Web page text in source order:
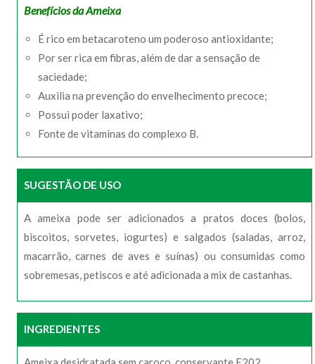
Benefícios da Ameixa
É rico em betacaroteno um poderoso antioxidante;
Por ser rica em fibras, além de dar a sensação de
saciedade;
Auxilia na prevenção do envelhecimento precoce;
Possui poder laxativo;
Fonte de vitaminas do complexo B.
SUGESTÃO DE USO
A ameixa pode ser adicionados a pratos doces (bolos,
biscoitos, sorvetes, iogurtes) e salgados (saladas, arroz,
macarrão, carnes de aves e suínas) ou consumidas como
sobremesas, petiscos e até adicionada a mix de castanhas.
INGREDIENTES